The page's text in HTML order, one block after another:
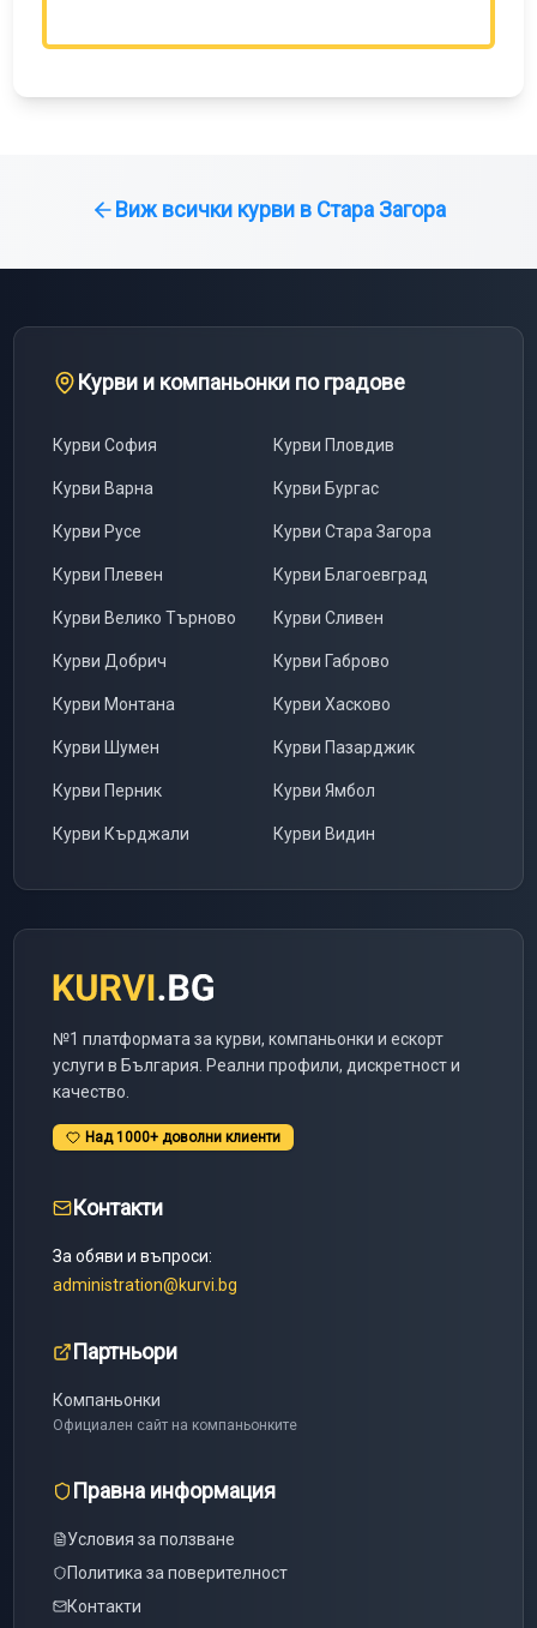
Виж всички курви в Стара Загора
Курви и компаньонки по градове
КурвиСофия Курви Пловдив
Курви Варна Курви Бургас
Курви Русе Курви Стара Загора
Курви Плевен Курви Благоевград
Курви Велико Търново Курви Сливен
Курви Добрич Курви Габрово
Курви Монтана Курви Хасково
Курви Шумен Курви Пазарджик
Курви Перник Курви Ямбол
Курви Кърджали Курви Видин
№1 платформата за курви, компаньонки и ескорт
услуги в България. Реални профили, дискретност и
качество.
Над 1000+ доволни клиенти
Контакти
За обяви и въпроси:
administration@kurvi.bg
Партньори
Компаньонки
Официален сайт на компаньонките
Правна информация
Условия за ползване
Политика за поверителност
Контакти